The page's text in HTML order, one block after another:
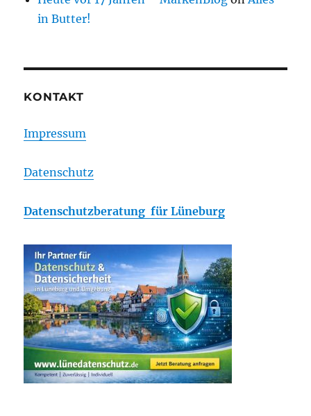
in Butter!
KONTAKT
Impressum
Datenschutz
Datenschutzberatung für Lüneburg